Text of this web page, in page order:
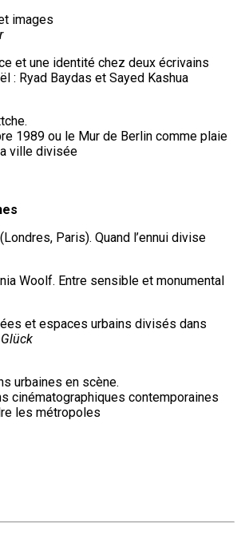
images
et une identité chez deux écrivains
: Ryad Baydas et Sayed Kashua
1989 ou le Mur de Berlin comme plaie
ville divisée
Paris). Quand l’ennui divise
Woolf. Entre sensible et monumental
et espaces urbains divisés dans
Glück
urbaines en scène.
cinématographiques contemporaines
les métropoles